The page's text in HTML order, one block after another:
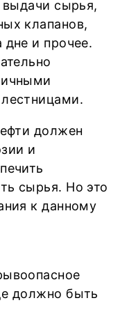
сырья,
клапанов,
и прочее.
должен
и
сырья. Но это
к данному
должно быть